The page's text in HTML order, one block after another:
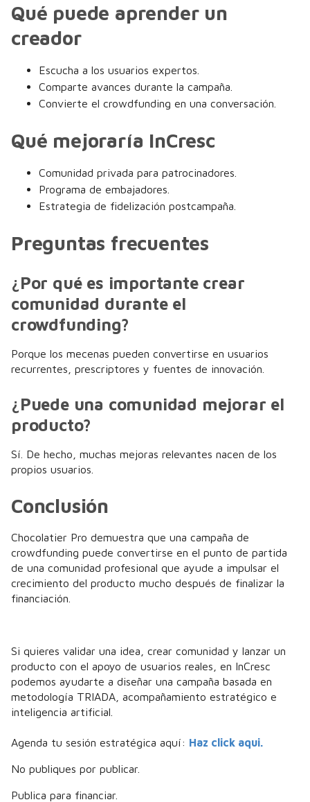
Qué puede aprender un
creador
Escucha a los usuarios expertos.
Comparte avances durante la campaña.
Convierte el crowdfunding en una conversación.
Qué mejoraría InCresc
Comunidad privada para patrocinadores.
Programa de embajadores.
Estrategia de fidelización postcampaña.
Preguntas frecuentes
¿Por qué es importante crear
comunidad durante el
crowdfunding?
Porque los mecenas pueden convertirse en usuarios
recurrentes, prescriptores y fuentes de innovación.
¿Puede una comunidad mejorar el
producto?
Sí. De hecho, muchas mejoras relevantes nacen de los
propios usuarios.
Conclusión
Chocolatier Pro demuestra que una campaña de
crowdfunding puede convertirse en el punto de partida
de una comunidad profesional que ayude a impulsar el
crecimiento del producto mucho después de finalizar la
financiación.
Si quieres validar una idea, crear comunidad y lanzar un
producto con el apoyo de usuarios reales, en InCresc
podemos ayudarte a diseñar una campaña basada en
metodología TRIADA, acompañamiento estratégico e
inteligencia artificial.
Agenda tu sesión estratégica aquí: Haz click aqui.
No publiques por publicar.
Publica para financiar.